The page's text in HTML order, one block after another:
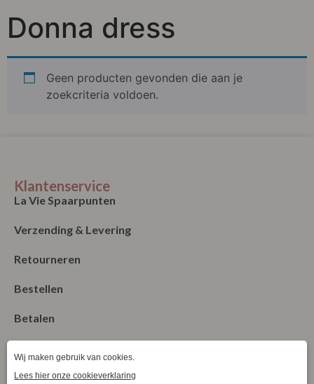
Donna dress
Geen producten gevonden die aan je
zoekcriteria voldoen.
Klantenservice
La Vie Spaarpunten
Verzending & Levering
Retourneren
Bestellen
Betalen
Garantie en klachten